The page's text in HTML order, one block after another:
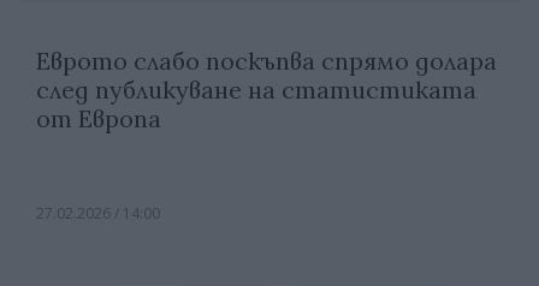
Еврото слабо поскъпва спрямо долара
след публикуване на статистиката
от Европа
27.02.2026 / 14:00